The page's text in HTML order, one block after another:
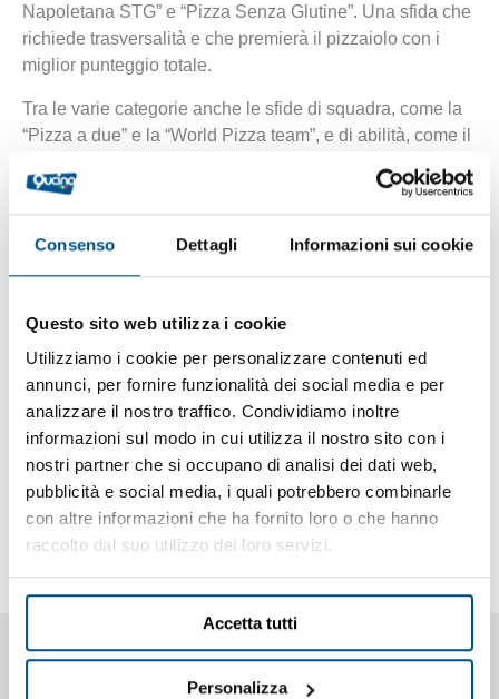
Consenso Dettagli Informazioni sui cookie
Questo sito web utilizza i cookie
Utilizziamo i cookie per personalizzare contenuti ed
annunci, per fornire funzionalità dei social media e per
analizzare il nostro traffico. Condividiamo inoltre
informazioni sul modo in cui utilizza il nostro sito con i
nostri partner che si occupano di analisi dei dati web,
pubblicità e social media, i quali potrebbero combinarle
con altre informazioni che ha fornito loro o che hanno
raccolto dal suo utilizzo dei loro servizi.
Accetta tutti
Personalizza
Napoletana STG” e “Pizza Senza Glutine”. Una sfida che
richiede trasversalità e che premierà il pizzaiolo con i
miglior punteggio totale.
Tra le varie categorie anche le sfide di squadra, come la
“Pizza a due” e la “World Pizza team”, e di abilità, come il
“Pizzaiolo più veloce” e la “Pizza più larga”.
trentesimo anno di vita, è organizzato da “Pizza e Pasta
ristorazione classica.
https://campionatomondialedellapizza.it
ISCRIVITI ALLA NEWSLETTER
Resta sempre aggiornato su
tutte le news e attività Assogi.